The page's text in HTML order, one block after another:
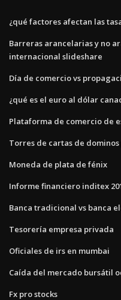
¿qué factores afectan las
Barreras arancelarias y no
internacional slideshare
Día de comercio vs
¿qué es el euro al dólar
Plataforma de comercio de
Torres de cartas de dominos
Moneda de plata de fénix
Informe financiero inditex
Banca tradicional vs banca
Tesorería empresa privada
Oficiales de irs en mumbai
Caída del mercado bursátil
Fx pro stocks